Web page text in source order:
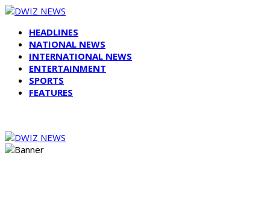
HEADLINES
NATIONAL NEWS
INTERNATIONAL NEWS
ENTERTAINMENT
SPORTS
FEATURES